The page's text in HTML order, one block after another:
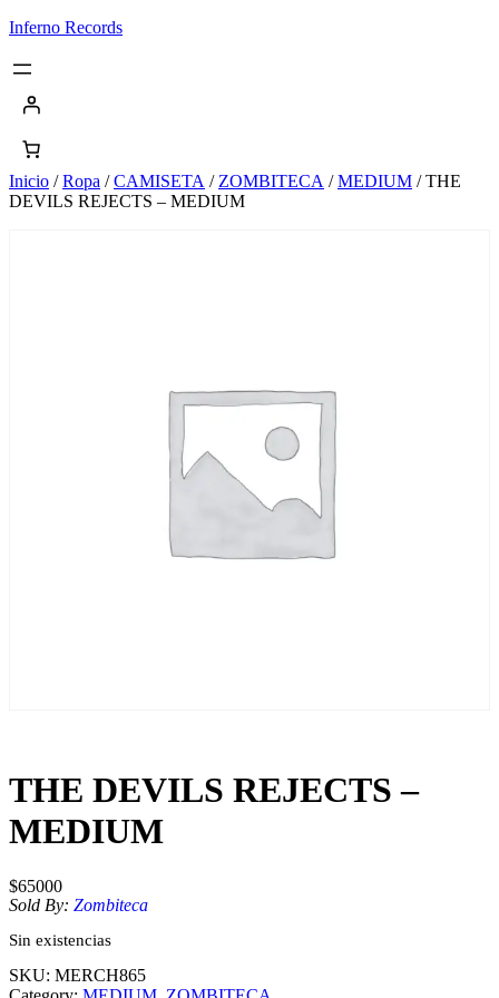
Saltar
contenido
Inferno Records
Inicio /Ropa /CAMISETA / ZOMBITECA /MEDIUM / THE
DEVILS REJECTS – MEDIUM
THE DEVILS REJECTS –
MEDIUM
$65000
Sold By: Zombiteca
Sin existencias
SKU: MERCH865